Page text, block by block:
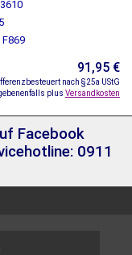
91,95 €
nach §25a UStG
plus Versandkosten
Facebook
0911